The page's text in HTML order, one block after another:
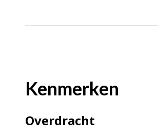
Aan opbergruimte
beschikking en nog
Op 7 minuten
Er komt een
Kenmerken
Overdracht